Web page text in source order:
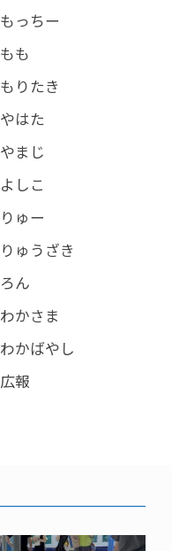
もっちー
もも
もりたき
やはた
やまじ
よしこ
りゅー
りゅうざき
ろん
わかさま
わかばやし
広報